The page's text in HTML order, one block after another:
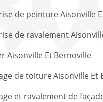
de peinture Aisonville
de ravalement
Aisonville Et Bernoville
de toiture Aisonville Et
et ravalement de